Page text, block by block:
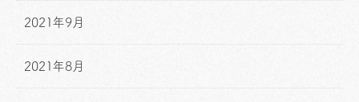
2021年9月
2021年8月